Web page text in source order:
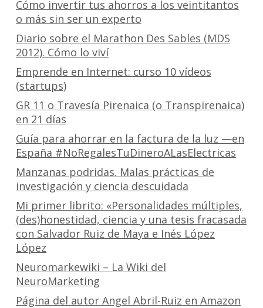
Cómo invertir tus ahorros a los veintitantos
o más sin ser un experto
Diario sobre el Marathon Des Sables (MDS
2012). Cómo lo viví
Emprende en Internet: curso 10 vídeos
(startups)
GR 11 o Travesía Pirenaica (o Transpirenaica)
en 21 días
Guía para ahorrar en la factura de la luz —en
España #NoRegalesTuDineroALasElectricas
Manzanas podridas. Malas prácticas de
investigación y ciencia descuidada
Mi primer librito: «Personalidades múltiples,
(des)honestidad, ciencia y una tesis fracasada
con Salvador Ruiz de Maya e Inés López
López
Neuromarkewiki – La Wiki del
NeuroMarketing
Página del autor Angel Abril-Ruiz en Amazon